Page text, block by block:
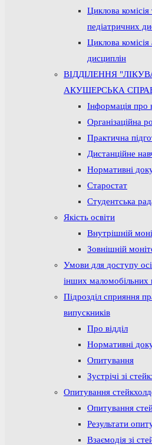
Циклова
педіатричних
Циклова
дисциплін
ВІДДІЛЕННЯ
АКУШЕРСЬКА
Інформація про
Організаційна
Практична
Дистанційне
Нормативні
Старостат
Студентська
Якість освіти
Внутрішній
Зовнішній
Умови для доступу
інших маломобільних
Підрозділ сприяння
випускників
Про відділ
Нормативні
Опитування
Зустрічі зі
Опитування
Опитування
Результати
Взаємодія зі